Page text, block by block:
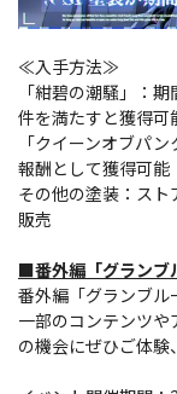
≪入手方法≫
「紺碧の潮騒」：
件を満たすと獲得可
「クイーンオブパ
報酬として獲得可能
その他の塗装：スト
販売
■番外編「グランブ
番外編「グランブル
一部のコンテンツや
の機会にぜひご体験